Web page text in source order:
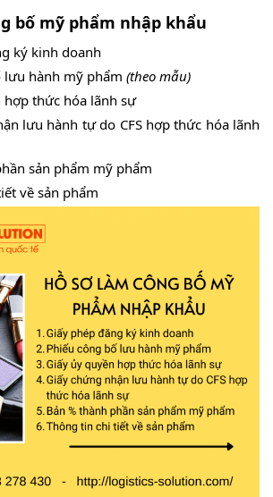
bố mỹ phẩm nhập khẩu
ký kinh doanh
lưu hành mỹ phẩm (theo mẫu)
hợp thức hóa lãnh sự
lưu hành tự do CFS hợp thức hóa lãnh
sản phẩm mỹ phẩm
về sản phẩm